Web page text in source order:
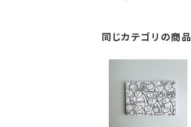
同じカテゴリの商品